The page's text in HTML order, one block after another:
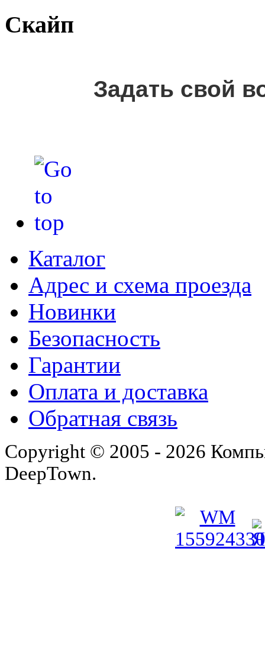
Скайп
Задать свой
Каталог
Адрес и схема проезда
Новинки
Безопасность
Гарантии
Оплата и доставка
Обратная связь
Copyright © 2005 - 2026
DeepTown.